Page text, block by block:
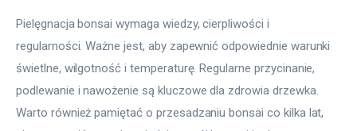
Pielęgnacja bonsai wymaga wiedzy, cierpliwości i
regularności. Ważne jest, aby zapewnić odpowiednie warunki
świetlne, wilgotność i temperaturę. Regularne przycinanie,
podlewanie i nawożenie są kluczowe dla zdrowia drzewka.
Warto również pamiętać o przesadzaniu bonsai co kilka lat,